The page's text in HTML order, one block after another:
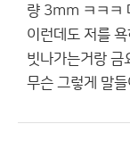
량 3mm ㅋㅋㅋ
이런데도 저를
빗나가는거랑 금
무슨 그렇게 말